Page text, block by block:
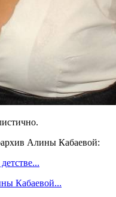
Алины Кабаевой:
Кабаевой...